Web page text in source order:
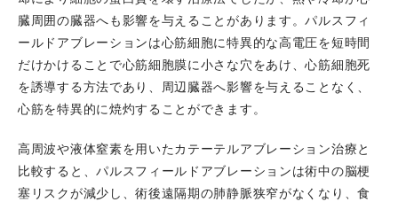
治験のデータがJournal of Cardiology誌にPublishされま
した。
2025.02.01 健康診断等で「再検査・精密検査」が必要
臓周囲の臓器へも影響を与えることがあります。パルスフィ
ールドアブレーションは心筋細胞に特異的な高電圧を短時間
だけかけることで心筋細胞膜に小さな穴をあけ、心筋細胞死
を誘導する方法であり、周辺臓器へ影響を与えることなく、
心筋を特異的に焼灼することができます。
高周波や液体窒素を用いたカテーテルアブレーション治療と
比較すると、パルスフィールドアブレーションは術中の脳梗
塞リスクが減少し、術後遠隔期の肺静脈狭窄がなくなり、食